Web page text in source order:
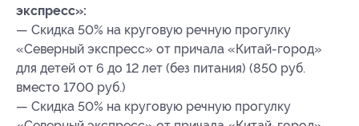
экспресс»:
— Скидка 50% на круговую речную прогулку
«Северный экспресс» от причала «Китай-город»
для детей от 6 до 12 лет (без питания) (850 руб.
вместо 1700 руб.)
— Скидка 50% на круговую речную прогулку